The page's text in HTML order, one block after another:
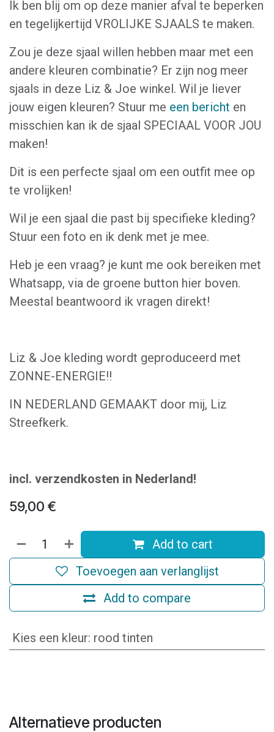
Ik ben blij om op deze manier afval te beperken
en tegelijkertijd VROLIJKE SJAALS te maken.
Zou je deze sjaal willen hebben maar met een
andere kleuren combinatie? Er zijn nog meer
sjaals in deze Liz & Joe winkel. Wil je liever
jouw eigen kleuren? Stuur me een bericht en
misschien kan ik de sjaal SPECIAAL VOOR JOU
maken!
Dit is een perfecte sjaal om een outfit mee op
te vrolijken!
Wil je een sjaal die past bij specifieke kleding?
Stuur een foto en ik denk met je mee.
Heb je een vraag? je kunt me ook bereiken met
Whatsapp, via de groene button hier boven.
Meestal beantwoord ik vragen direkt!
Liz & Joe kleding wordt geproduceerd met
ZONNE-ENERGIE!!
IN NEDERLAND GEMAAKT door mij, Liz
Streefkerk.
incl. verzendkosten in Nederland!
59,00 €
Add to cart
Add to compare
Toevoegen aan verlanglijst
Kies een kleur: rood tinten
Alternatieve producten